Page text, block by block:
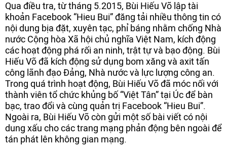
Qua điều tra, từ tháng 5.2015, Bùi Hiếu Võ lập tài
khoản Facebook “Hieu Bui” đăng tải nhiều thông tin có
nội dung bịa đặt, xuyên tạc, phỉ báng nhằm chống Nhà
nước Cộng hòa Xã hội chủ nghĩa Việt Nam, kích động
các hoạt động phá rối an ninh, trật tự và bạo động. Bùi
Hiếu Võ đã kích động sử dụng bom xăng và axit tấn
công lãnh đạo Đảng, Nhà nước và lực lượng công an.
Trong quá trình hoạt động, Bùi Hiếu Võ đã móc nối với
thành viên tổ chức khủng bố “Việt Tân” tại Úc để bàn
bạc, trao đổi và cùng quản trị Facebook “Hieu Bui”.
Ngoài ra, Bùi Hiếu Võ còn gửi một số bài viết có nội
dung xấu cho các trang mạng phản động bên ngoài để
tán phát lên không gian mạng.